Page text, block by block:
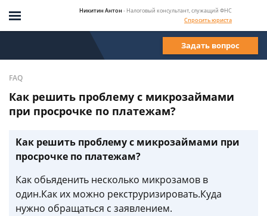
Никитин Антон - Налоговый консультант, служащий ФНС
Спросить юриста
Задать вопрос
FAQ
Как решить проблему с микрозаймами
при просрочке по платежам?
Как решить проблему с микрозаймами при
просрочке по платежам?
Как обьяденить несколько микрозамов в
один.Как их можно рекструризировать.Куда
нужно обращаться с заявлением.